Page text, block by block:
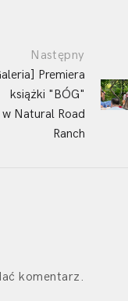
Następny
Premiera
książki "BÓG"
w Natural Road
Ranch
komentarz.